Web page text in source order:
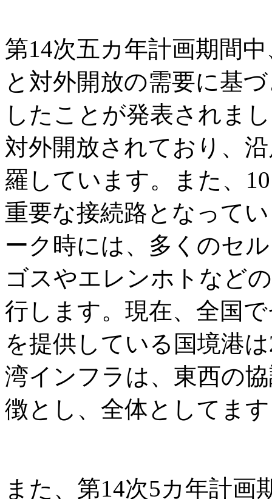
第14次五カ年計画期間
と対外開放の需要に基
したことが発表されま
対外開放されており、
羅しています。また、
重要な接続路となって
ーク時には、多くのセ
ゴスやエレンホトなど
行します。現在、全国
を提供している国境港
湾インフラは、東西の
徴とし、全体としてま
また、第14次5カ年計画